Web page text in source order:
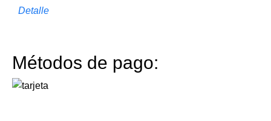
Detalle
Métodos de pago: